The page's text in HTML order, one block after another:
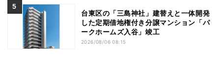
台東区の「三島神社」建替えと一体開発
した定期借地権付き分譲マンション「パ
ークホームズ入谷」竣工
2026/08/06 08:15